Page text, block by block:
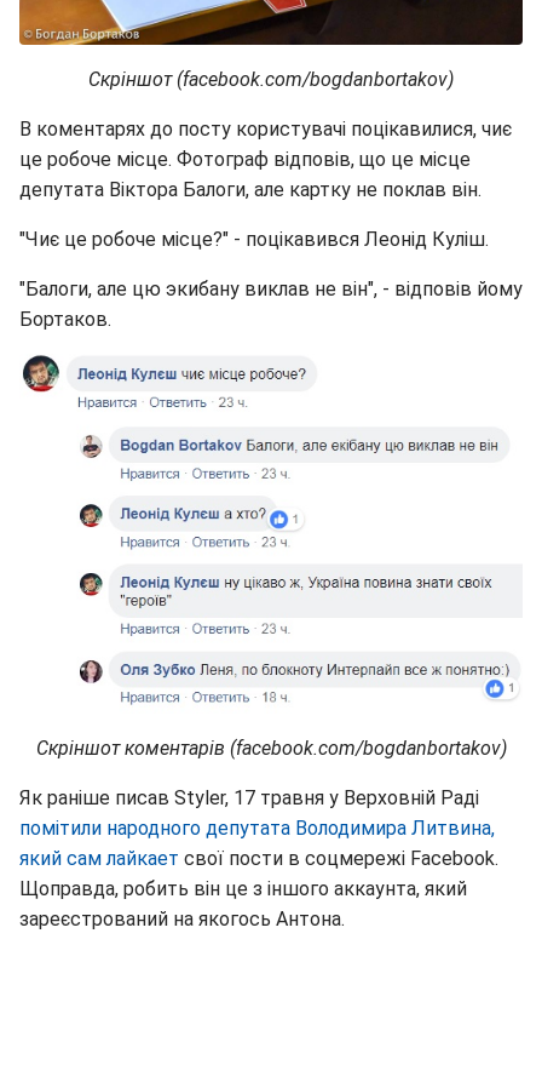
Скріншот (facebook.com/bogdanbortakov)
В коментарях до посту користувачі поцікавилися, чиє
це робоче місце. Фотограф відповів, що це місце
депутата Віктора Балоги, але картку не поклав він.
"Чиє це робоче місце?" - поцікавився Леонід Куліш.
"Балоги, але цю экибану виклав не він", - відповів йому
Бортаков.
Скріншот коментарів (facebook.com/bogdanbortakov)
Як раніше писав Styler, 17 травня у Верховній Раді
помітили народного депутата Володимира Литвина,
який сам лайкает свої пости в соцмережі Facebook.
Щоправда, робить він це з іншого аккаунта, який
зареєстрований на якогось Антона.